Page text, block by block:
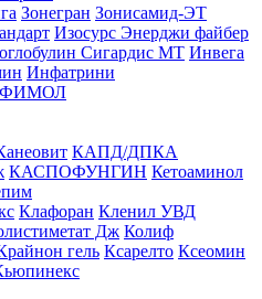
Зонегран Зонисамид-ЭТ
Изосурс Энерджи файбер
Сигардис МТ Инвега
Инфатрини
КАПД/ДПКА
КАСПОФУНГИН Кетоаминол
Клафоран Кленил УВД
Дж Колиф
гель Ксарелто Ксеомин